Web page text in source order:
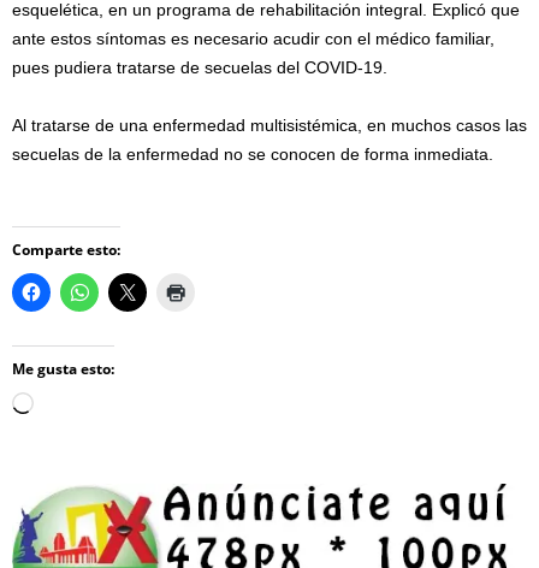
esquelética, en un programa de rehabilitación integral. Explicó que
ante estos síntomas es necesario acudir con el médico familiar,
pues pudiera tratarse de secuelas del COVID-19.
Al tratarse de una enfermedad multisistémica, en muchos casos las
secuelas de la enfermedad no se conocen de forma inmediata.
Comparte esto:
Me gusta esto:
Loading…